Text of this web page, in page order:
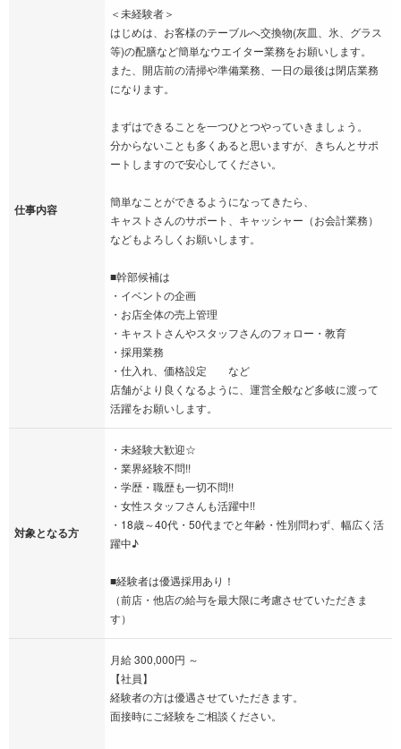
仕事内容
＜未経験者＞
はじめは、お客様のテーブルへ交換物(灰皿、氷、グラス
等)の配膳など簡単なウエイター業務をお願いします。
また、開店前の清掃や準備業務、一日の最後は閉店業務
になります。
まずはできることを一つひとつやっていきましょう。
分からないことも多くあると思いますが、きちんとサポ
ートしますので安心してください。
簡単なことができるようになってきたら、
キャストさんのサポート、キャッシャー（お会計業務）
などもよろしくお願いします。
■幹部候補は
・イベントの企画
・お店全体の売上管理
・キャストさんやスタッフさんのフォロー・教育
・採用業務
・仕入れ、価格設定 など
店舗がより良くなるように、運営全般など多岐に渡って
活躍をお願いします。
対象となる方
・未経験大歓迎☆
・業界経験不問!!
・学歴・職歴も一切不問!!
・女性スタッフさんも活躍中!!
・18歳～40代・50代までと年齢・性別問わず、幅広く活
躍中♪
■経験者は優遇採用あり！
（前店・他店の給与を最大限に考慮させていただきま
す）
月給 300,000円 ～
【社員】
経験者の方は優遇させていただきます。
面接時にご経験をご相談ください。